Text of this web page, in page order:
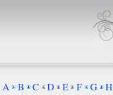
A B C D E F G H